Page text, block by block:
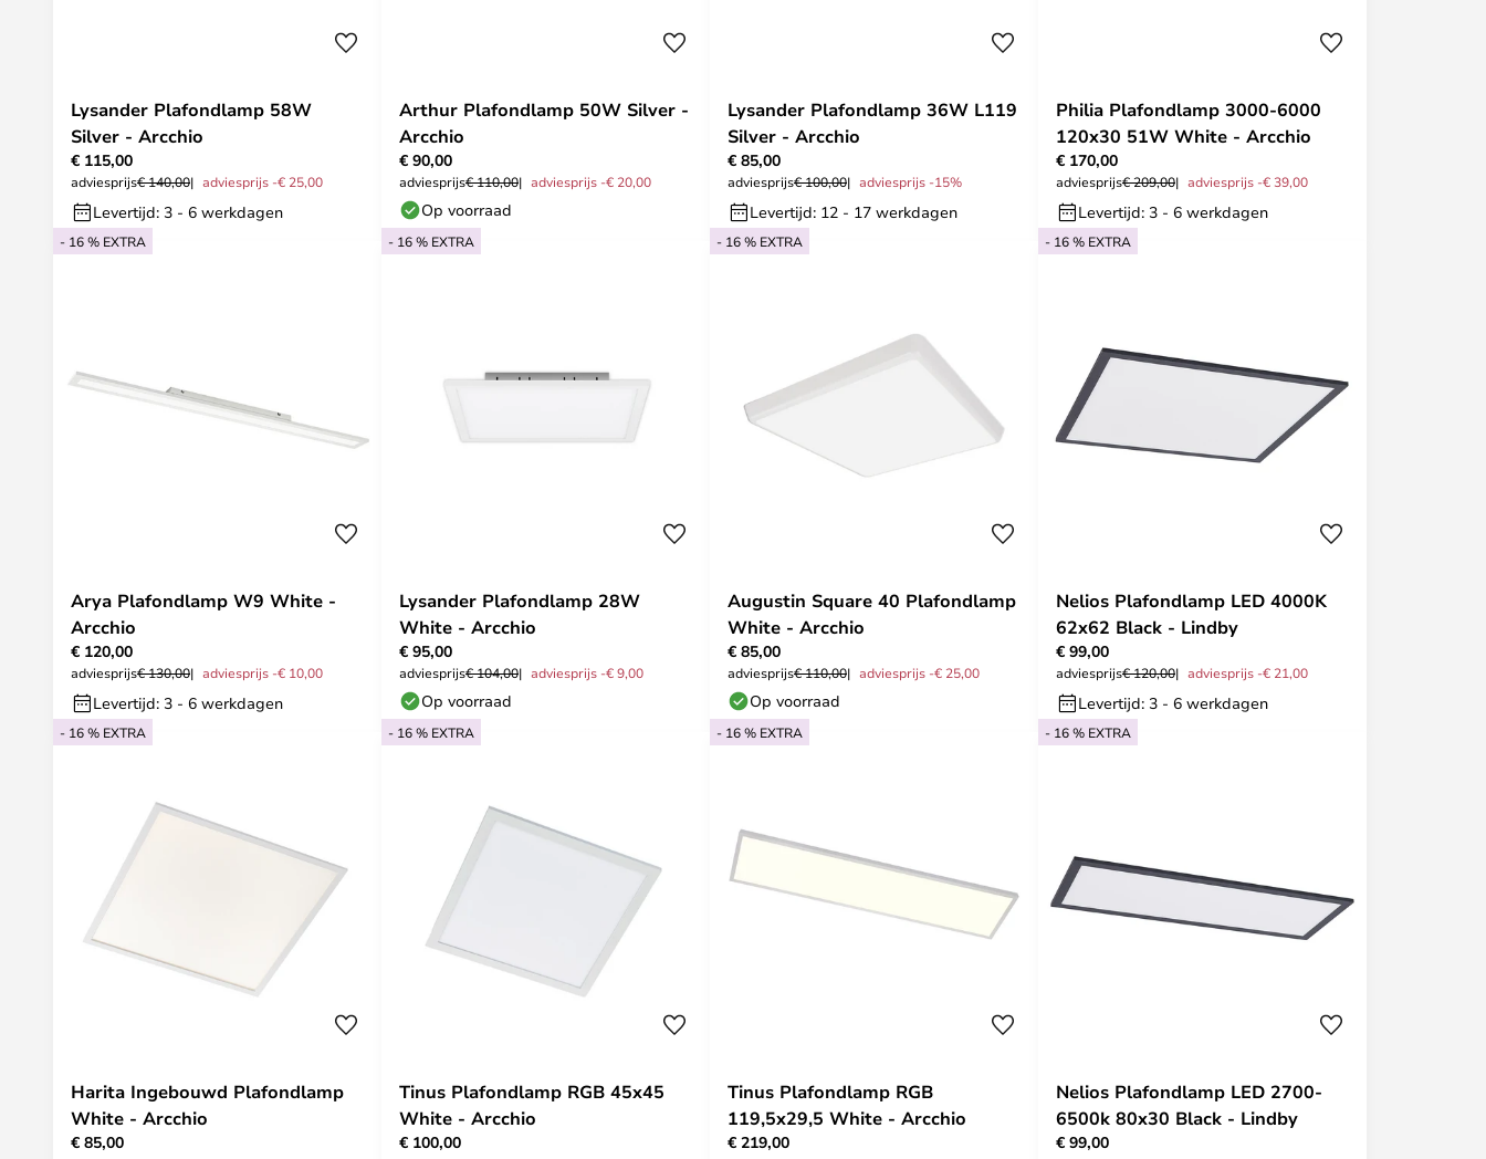
Lysander Plafondlamp 58W
Silver - Arcchio
€ 115,00
adviesprijs€ 140,00 adviesprijs -€ 25,00
Levertijd: 3 - 6 werkdagen
Arthur Plafondlamp 50W Silver -
Arcchio
€ 90,00
adviesprijs€ 110,00 adviesprijs -€ 20,00
Op voorraad
Lysander Plafondlamp 36W L119
Silver - Arcchio
€ 85,00
adviesprijs€ 100,00 adviesprijs -15%
Levertijd: 12 - 17 werkdagen
Philia Plafondlamp 3000-6000
120x30 51W White - Arcchio
€ 170,00
adviesprijs€ 209,00 adviesprijs -€ 39,00
Levertijd: 3 - 6 werkdagen
- 16 % EXTRA
Arya Plafondlamp W9 White -
Arcchio
€ 120,00
adviesprijs€ 130,00 adviesprijs -€ 10,00
Levertijd: 3 - 6 werkdagen
- 16 % EXTRA
Lysander Plafondlamp 28W
White - Arcchio
€ 95,00
adviesprijs€ 104,00 adviesprijs -€ 9,00
Op voorraad
- 16 % EXTRA
Augustin Square 40 Plafondlamp
White - Arcchio
€ 85,00
adviesprijs€ 110,00 adviesprijs -€ 25,00
Op voorraad
- 16 % EXTRA
Nelios Plafondlamp LED 4000K
62x62 Black - Lindby
€ 99,00
adviesprijs€ 120,00 adviesprijs -€ 21,00
Levertijd: 3 - 6 werkdagen
- 16 % EXTRA
Harita Ingebouwd Plafondlamp
White - Arcchio
€ 85,00
- 16 % EXTRA
Tinus Plafondlamp RGB 45x45
White - Arcchio
€ 100,00
- 16 % EXTRA
Tinus Plafondlamp RGB
119,5x29,5 White - Arcchio
€ 219,00
- 16 % EXTRA
Nelios Plafondlamp LED 2700-
6500k 80x30 Black - Lindby
€ 99,00